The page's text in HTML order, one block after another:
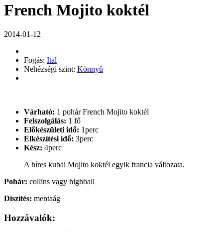
French Mojito koktél
2014-01-12
Fogás: Ital
Nehézségi szint: Könnyű
Várható: 1 pohár French Mojito koktél
Felszolgálás: 1 fő
Előkészületi idő: 1perc
Elkészítési idő: 3perc
Kész: 4perc
A híres kubai Mojito koktél egyik francia változata.
Pohár: collins vagy highball
Díszítés: mentaág
Hozzávalók: